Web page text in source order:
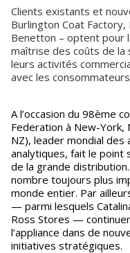
Clients existants et
Burlington Coat
Benetton – optent pour
maîtrise des coûts de
leurs activités
avec les
A l’occasion du 98ème congrès annuel de la National Retail
Federation à New-York,
NZ), leader mondial des
analytiques, fait le point
de la grande
nombre toujours plus
monde entier. Par
— parmi lesquels
Ross Stores —
l’appliance dans de
initiatives stratégiques.